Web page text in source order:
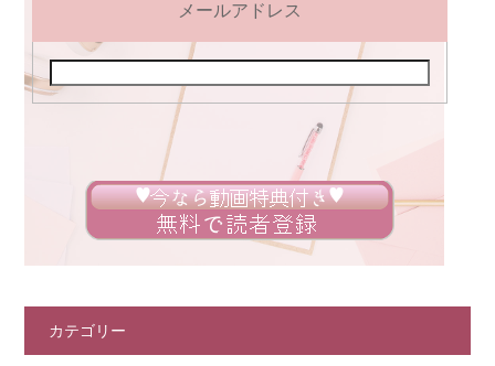
メールアドレス
カテゴリー